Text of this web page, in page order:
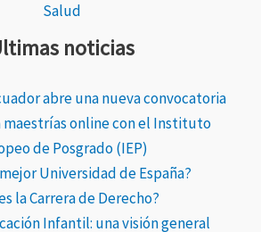
Salud
noticias
abre una nueva convocatoria
maestrías online con el Instituto
de Posgrado (IEP)
mejor Universidad de España?
la Carrera de Derecho?
Infantil: una visión general